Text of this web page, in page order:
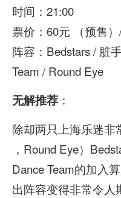
时间：21:00
票价：60元 （预售）
阵容：Bedstars / 脏
Team / Round Eye
无解推荐 ：
除却两只上海乐迷非
，Round Eye）
Dance Team的加入
出阵容变得非常令人